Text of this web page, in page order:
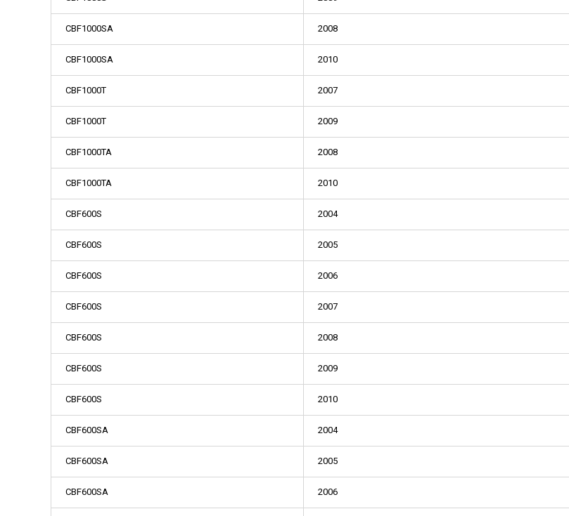
CBF1000SA 2008
CBF1000SA 2010
CBF1000T 2007
CBF1000T 2009
CBF1000TA 2008
CBF1000TA 2010
CBF600S 2004
CBF600S 2005
CBF600S 2006
CBF600S 2007
CBF600S 2008
CBF600S 2009
CBF600S 2010
CBF600SA 2004
CBF600SA 2005
CBF600SA 2006